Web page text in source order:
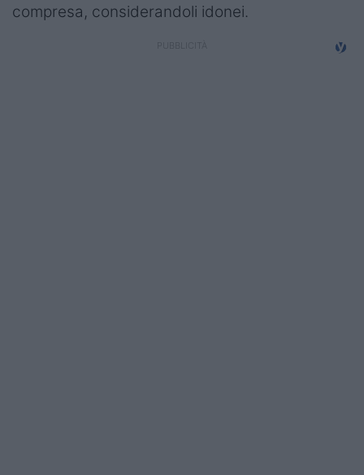
compresa, considerandoli idonei.